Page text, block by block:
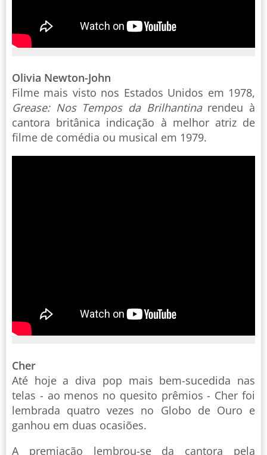
Olivia Newton-John
Filme mais visto nos Estados Unidos em 1978,
Grease: Nos Tempos da Brilhantinarendeu à
cantora britânica indicação à melhor atriz de
filme de comédia ou musical em 1979.
Cher
Até hoje a diva pop mais bem-sucedida nas
telas - ao menos no quesito prêmios - Cher foi
lembrada quatro vezes no Globo de Ouro e
ganhou em duas ocasiões.
A premiação lembrou-se da cantora pela